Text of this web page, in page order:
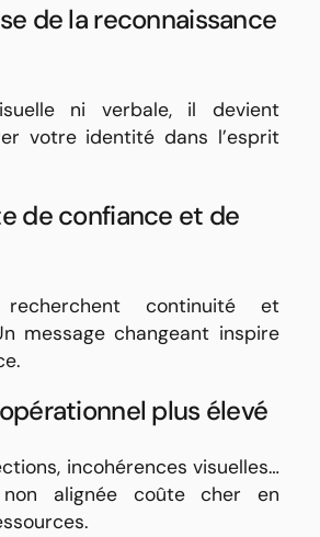
de la reconnaissance
ni verbale, il devient
votre identité dans l’esprit
de confiance et de
continuité et
message changeant inspire
plus élevé
incohérences visuelles…
alignée coûte cher en